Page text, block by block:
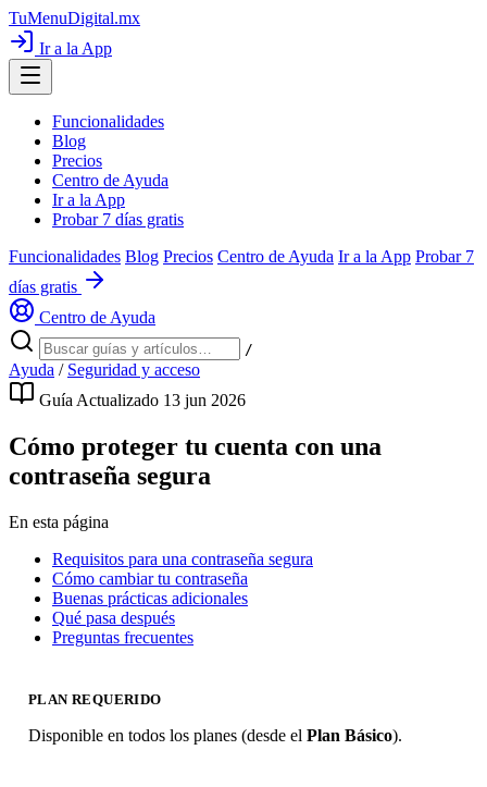
TuMenuDigital.mx
Ir a la App
Funcionalidades
Blog
Precios
Centro de Ayuda
Ir a la App
Probar 7 días gratis
Funcionalidades Blog Precios Centro de Ayuda Ir a la App Probar 7
días gratis
Centro de Ayuda
/
Ayuda / Seguridad y acceso
Guía Actualizado 13 jun 2026
Cómo proteger tu cuenta con una
contraseña segura
En esta página
Requisitos para una contraseña segura
Cómo cambiar tu contraseña
Buenas prácticas adicionales
Qué pasa después
Preguntas frecuentes
PLAN REQUERIDO
Disponible en todos los planes (desde el Plan Básico).